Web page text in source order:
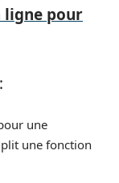
ligne pour
une
une fonction